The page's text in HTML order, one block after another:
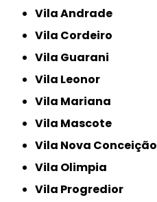
Vila Andrade
Vila Cordeiro
Vila Guarani
Vila Leonor
Vila Mariana
Vila Mascote
Vila Nova Conceição
Vila Olimpia
Vila Progredior